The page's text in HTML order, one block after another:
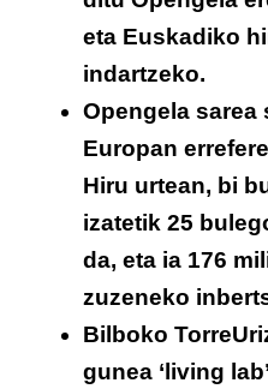
eta Euskadiko
indartzeko.
Opengela sarea
Europan
Hiru urtean, bi
izatetik 25
da, eta ia 176
zuzeneko
Bilboko
gunea ‘living